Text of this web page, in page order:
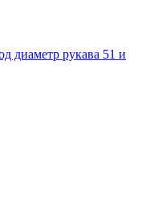
диаметр рукава 51 и